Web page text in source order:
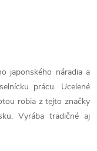
japonského náradia a
prácu. Ucelené
robia z tejto značky
Vyrába tradičné aj